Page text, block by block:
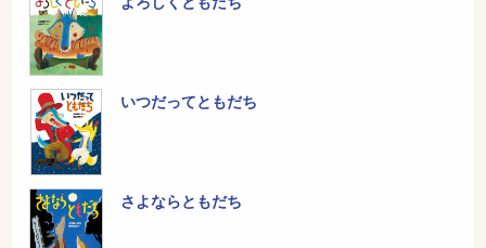
いつだってともだち
さよならともだち